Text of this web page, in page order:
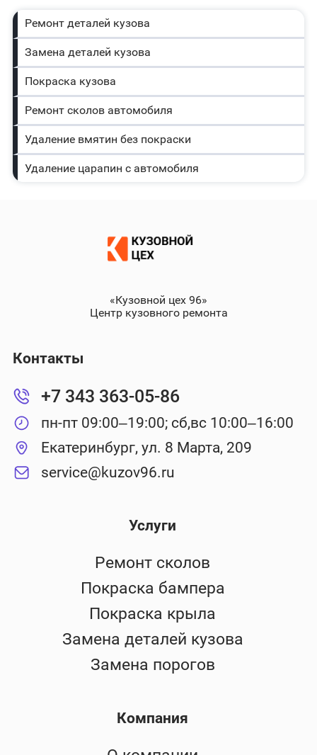
Ремонт деталей кузова
Замена деталей кузова
Покраска кузова
Ремонт сколов автомобиля
Удаление вмятин без покраски
Удаление царапин с автомобиля
«Кузовной цех 96»
Центр кузовного ремонта
Услуги
Ремонт сколов
Покраска бампера
Покраска крыла
Замена деталей кузова
Замена порогов
Компания
Контакты
+7 343 363-05-86
пн-пт 09:00–19:00; сб,вс 10:00–16:00
Екатеринбург, ул. 8 Марта, 209
service@kuzov96.ru